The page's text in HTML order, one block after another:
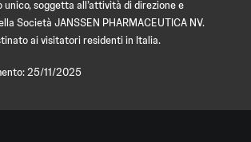
unico, soggetta all’attività di direzione e
Società JANSSEN PHARMACEUTICA NV.
ai visitatori residenti in Italia.
25/11/2025